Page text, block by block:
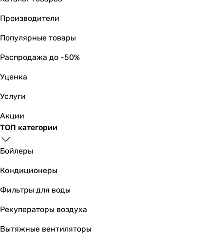
Производители
Популярные товары
Распродажа до -50%
Уценка
Услуги
Акции
ТОП категории
Бойлеры
Кондиционеры
Фильтры для воды
Рекуператоры воздуха
Вытяжные вентиляторы